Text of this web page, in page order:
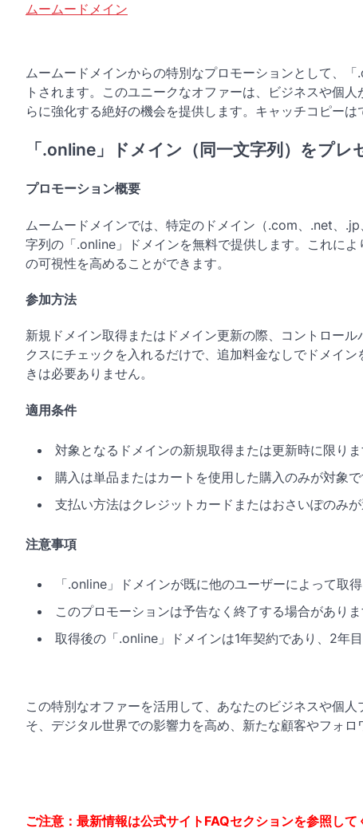
ムームードメイン
ムームードメインからの特別なプロモーションとして、
トされます。このユニークなオファーは、ビジネスや個
らに強化する絶好の機会を提供します。キャッチコピーは
「.online」ドメイン（同一文字列）をプレ
プロモーション概要
ムームードメインでは、特定のドメイン（.com、.net、
字列の「.online」ドメインを無料で提供します。これに
の可視性を高めることができます。
参加方法
新規ドメイン取得またはドメイン更新の際、コントロー
クスにチェックを入れるだけで、追加料金なしでドメイ
きは必要ありません。
適用条件
対象となるドメインの新規取得または更新時に限りま
購入は単品またはカートを使用した購入のみが対象で
支払い方法はクレジットカードまたはおさいぽのみが
注意事項
「.online」ドメインが既に他のユーザーによって取
このプロモーションは予告なく終了する場合がありま
取得後の「.online」ドメインは1年契約であり、2年
この特別なオファーを活用して、あなたのビジネスや個
そ、デジタル世界での影響力を高め、新たな顧客やフォロ
ご注意：最新情報は公式サイトFAQセクションを参照して